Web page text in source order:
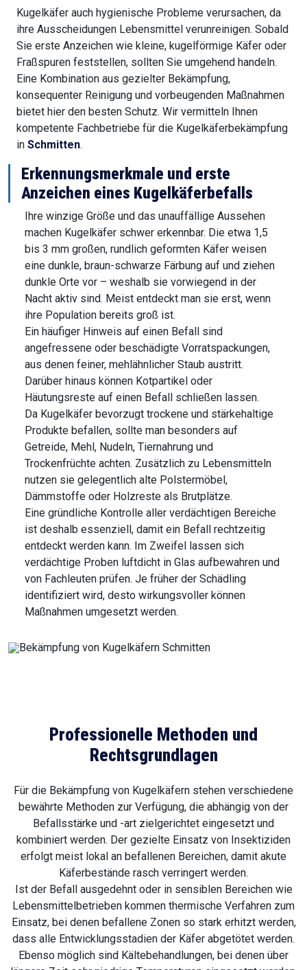
Kugelkäfer auch hygienische Probleme verursachen, da
ihre Ausscheidungen Lebensmittel verunreinigen. Sobald
Sie erste Anzeichen wie kleine, kugelförmige Käfer oder
Fraßspuren feststellen, sollten Sie umgehend handeln.
Eine Kombination aus gezielter Bekämpfung,
konsequenter Reinigung und vorbeugenden Maßnahmen
bietet hier den besten Schutz. Wir vermitteln Ihnen
kompetente Fachbetriebe für die Kugelkäferbekämpfung
in Schmitten.
Erkennungsmerkmale und erste
Anzeichen eines Kugelkäferbefalls
Ihre winzige Größe und das unauffällige Aussehen
machen Kugelkäfer schwer erkennbar. Die etwa 1,5
bis 3 mm großen, rundlich geformten Käfer weisen
eine dunkle, braun-schwarze Färbung auf und ziehen
dunkle Orte vor – weshalb sie vorwiegend in der
Nacht aktiv sind. Meist entdeckt man sie erst, wenn
ihre Population bereits groß ist.
Ein häufiger Hinweis auf einen Befall sind
angefressene oder beschädigte Vorratspackungen,
aus denen feiner, mehlähnlicher Staub austritt.
Darüber hinaus können Kotpartikel oder
Häutungsreste auf einen Befall schließen lassen.
Da Kugelkäfer bevorzugt trockene und stärkehaltige
Produkte befallen, sollte man besonders auf
Getreide, Mehl, Nudeln, Tiernahrung und
Trockenfrüchte achten. Zusätzlich zu Lebensmitteln
nutzen sie gelegentlich alte Polstermöbel,
Dämmstoffe oder Holzreste als Brutplätze.
Eine gründliche Kontrolle aller verdächtigen Bereiche
ist deshalb essenziell, damit ein Befall rechtzeitig
entdeckt werden kann. Im Zweifel lassen sich
verdächtige Proben luftdicht in Glas aufbewahren und
von Fachleuten prüfen. Je früher der Schädling
identifiziert wird, desto wirkungsvoller können
Maßnahmen umgesetzt werden.
Professionelle Methoden und
Rechtsgrundlagen
Für die Bekämpfung von Kugelkäfern stehen verschiedene
bewährte Methoden zur Verfügung, die abhängig von der
Befallsstärke und -art zielgerichtet eingesetzt und
kombiniert werden. Der gezielte Einsatz von Insektiziden
erfolgt meist lokal an befallenen Bereichen, damit akute
Käferbestände rasch verringert werden.
Ist der Befall ausgedehnt oder in sensiblen Bereichen wie
Lebensmittelbetrieben kommen thermische Verfahren zum
Einsatz, bei denen befallene Zonen so stark erhitzt werden,
dass alle Entwicklungsstadien der Käfer abgetötet werden.
Ebenso möglich sind Kältebehandlungen, bei denen über